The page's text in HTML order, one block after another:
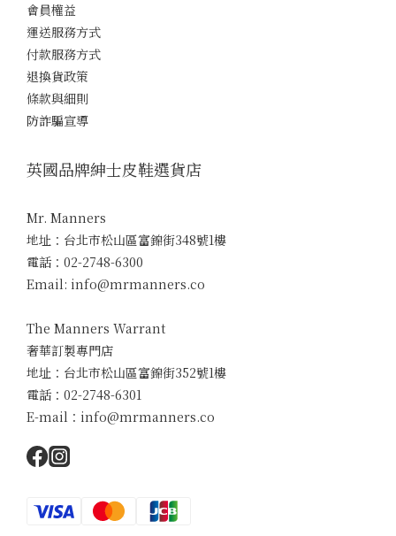
會員權益
運送服務方式
付款服務方式
退換貨政策
條款與細則
防詐騙宣導
英國品牌紳士皮鞋選貨店
Mr. Manners
地址：台北市松山區富錦街348號1樓
電話：02-2748-6300
Email: info@mrmanners.co
The Manners Warrant
奢華訂製專門店
地址：台北市松山區富錦街352號1樓
電話：02-2748-6301
E-mail：info@mrmanners.co